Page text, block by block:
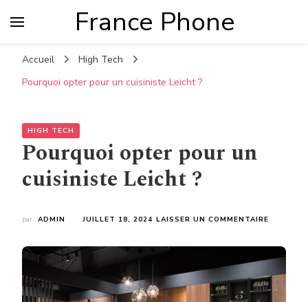
France Phone
Accueil
High Tech
Pourquoi opter pour un cuisiniste Leicht ?
HIGH TECH
Pourquoi opter pour un
cuisiniste Leicht ?
par ADMIN JUILLET 18, 2024 LAISSER UN COMMENTAIRE
POUR
LEICHT